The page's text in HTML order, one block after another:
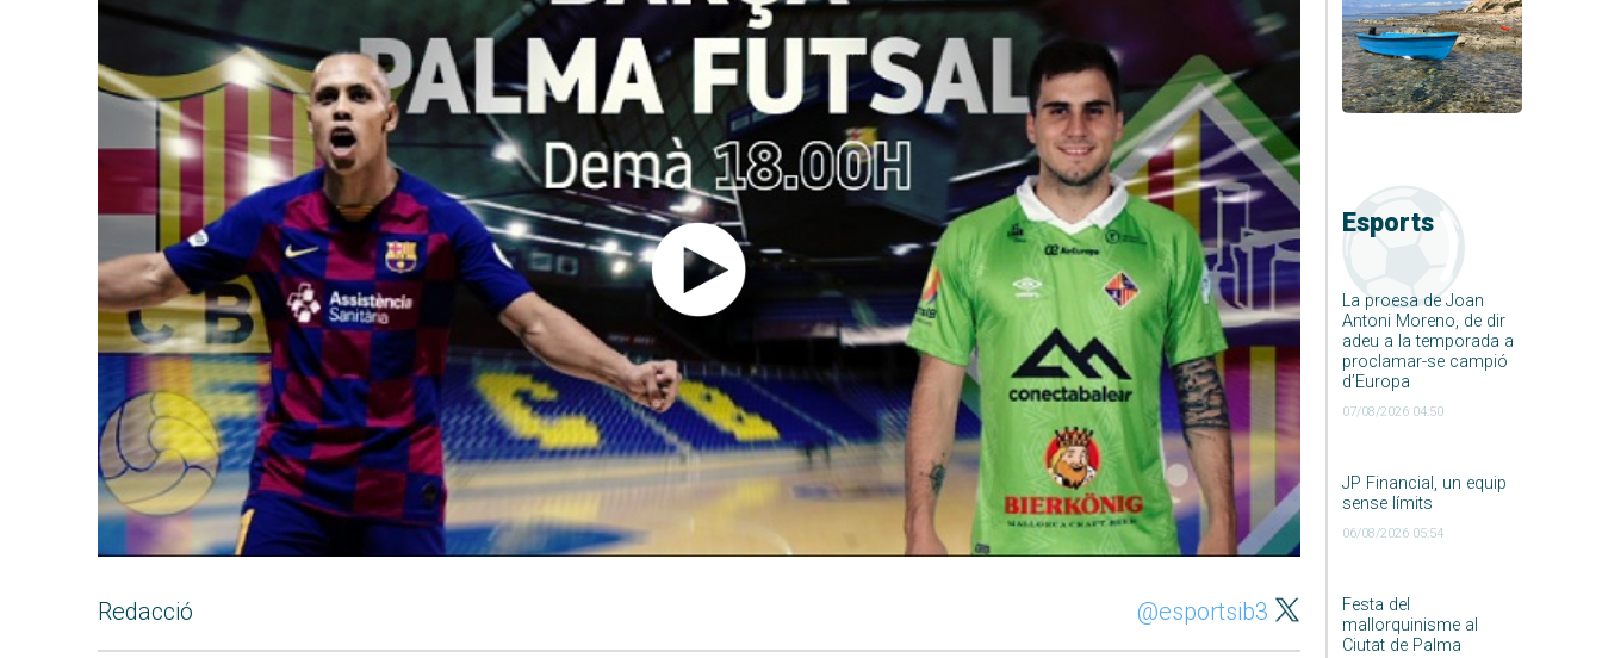
Esports
La proesa de Joan
Antoni Moreno, de dir
adeu a la temporada a
proclamar-se campió
d’Europa
07/08/2026 04:50
JP Financial, un equip
sense límits
06/08/2026 05:54
Festa del
mallorquinisme al
Ciutat de Palma
Redacció @esportsib3